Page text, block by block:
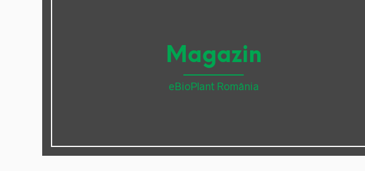
Magazin
eBioPlant România